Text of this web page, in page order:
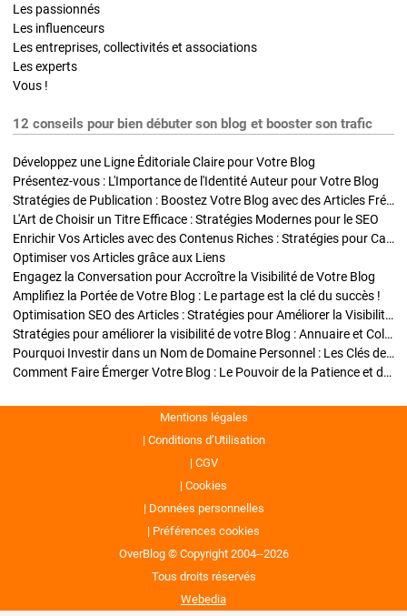
Les passionnés
Les influenceurs
Les entreprises, collectivités et associations
Les experts
Vous !
12 conseils pour bien débuter son blog et booster son trafic
Développez une Ligne Éditoriale Claire pour Votre Blog
Présentez-vous : L'Importance de l'Identité Auteur pour Votre Blog
Stratégies de Publication : Boostez Votre Blog avec des Articles Fréquents et Exclusifs
L'Art de Choisir un Titre Efficace : Stratégies Modernes pour le SEO
Enrichir Vos Articles avec des Contenus Riches : Stratégies pour Captiver et Optimiser
Optimiser vos Articles grâce aux Liens
Engagez la Conversation pour Accroître la Visibilité de Votre Blog
Amplifiez la Portée de Votre Blog : Le partage est la clé du succès !
Optimisation SEO des Articles : Stratégies pour Améliorer la Visibilité de Votre Blog
Stratégies pour améliorer la visibilité de votre Blog : Annuaire et Collaborations
Pourquoi Investir dans un Nom de Domaine Personnel : Les Clés de la Réussite de Votre Blog
Comment Faire Émerger Votre Blog : Le Pouvoir de la Patience et de la Persévérance
Mentions légales
Conditions d’Utilisation
CGV
Cookies
Données personnelles
Préférences cookies
OverBlog © Copyright 2004--2026
Tous droits réservés
Webedia